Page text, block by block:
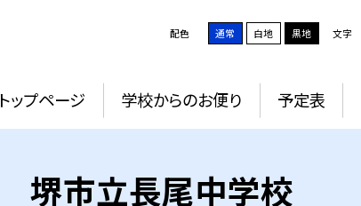
配色 通常 白地 黒地 文字
トップページ 学校からのお便り 予定表
堺市立長尾中学校